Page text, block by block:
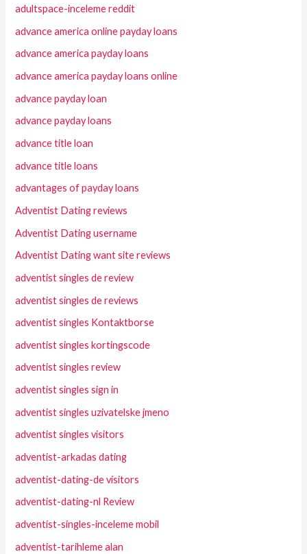
adultspace-inceleme reddit
advance america online payday loans
advance america payday loans
advance america payday loans online
advance payday loan
advance payday loans
advance title loan
advance title loans
advantages of payday loans
Adventist Dating reviews
Adventist Dating username
Adventist Dating want site reviews
adventist singles de review
adventist singles de reviews
adventist singles Kontaktborse
adventist singles kortingscode
adventist singles review
adventist singles sign in
adventist singles uzivatelske jmeno
adventist singles visitors
adventist-arkadas dating
adventist-dating-de visitors
adventist-dating-nl Review
adventist-singles-inceleme mobil
adventist-tarihleme alan